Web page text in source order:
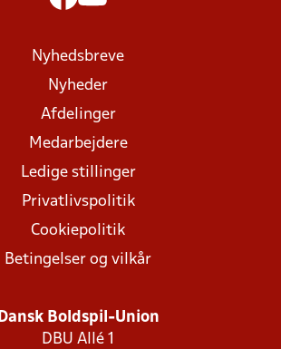
Nyhedsbreve
Nyheder
Afdelinger
Medarbejdere
Ledige stillinger
Privatlivspolitik
Cookiepolitik
Betingelser og vilkår
Dansk Boldspil-Union
DBU Allé 1